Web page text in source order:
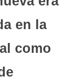
en la
como